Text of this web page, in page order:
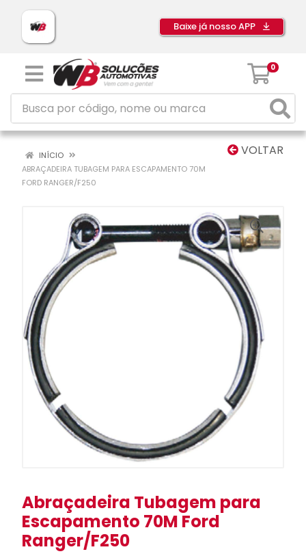
Baixe já nosso APP
0
VOLTAR
INÍCIO
ABRAÇADEIRA TUBAGEM PARA ESCAPAMENTO 70M
FORD RANGER/F250
Abraçadeira Tubagem para
Escapamento 70M Ford
Ranger/F250